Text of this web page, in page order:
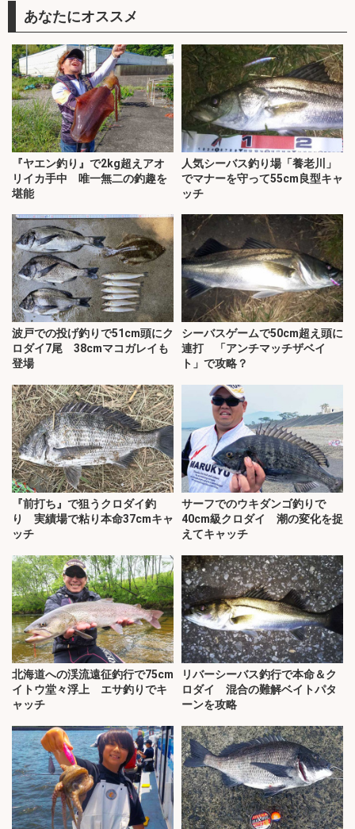
あなたにオススメ
『ヤエン釣り』で2kg超えアオ
リイカ手中 唯一無二の釣趣を
堪能
人気シーバス釣り場「養老川」
でマナーを守って55cm良型キャ
ッチ
波戸での投げ釣りで51cm頭にク
ロダイ7尾 38cmマコガレイも
登場
シーバスゲームで50cm超え頭に
連打 「アンチマッチザベイ
ト」で攻略？
『前打ち』で狙うクロダイ釣
り 実績場で粘り本命37cmキャ
ッチ
サーフでのウキダンゴ釣りで
40cm級クロダイ 潮の変化を捉
えてキャッチ
北海道への渓流遠征釣行で75cm
イトウ堂々浮上 エサ釣りでキ
ャッチ
リバーシーバス釣行で本命＆ク
ロダイ 混合の難解ベイトパタ
ーンを攻略